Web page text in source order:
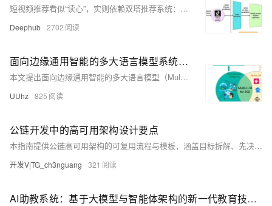
短视频推荐看似“读心”，实则依赖双塔推荐系统：用户塔与物品塔分别将行为与内容编码为向量，通过相似度匹配实现精准推送。本文解析其架构原理、技术实现与工程挑战，揭秘抖音等平台如何用AI抓住你的注意力。
Deephub 2702
面向边缘通用智能的多大语言模型系统：架构、信任与编排——论文阅读
本文提出面向边缘通用智能的多大语言模型（Multi-LLM）系统，通过协同架构、信任机制与动态编排，突破传统边缘AI的局限。融合合作、竞争与集成三种范式，结合模型压缩、分布式推理与上下文优化技术，实现高效、可靠、低延迟的边缘智能，推动复杂场景下的泛化与自主决策能力。
UUhz 825
公链开发中的高可用架构设计要点
本指南提供公链高可用架构的可复用流程与模板，涵盖目标拆解、先决条件、分步执行、故障排查及验收标准，结合跨链DApp与量化机器人案例，提升落地效率与系统稳定性。
开发V|TG_ch3nguang 321
AI助教系统：基于大模型与智能体架构的新一代教育技术引擎